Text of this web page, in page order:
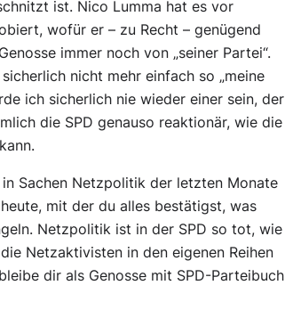
ist. Nico Lumma hat es vor
wofür er – zu Recht – genügend
immer noch von „seiner Partei“.
nicht mehr einfach so „meine
ich sicherlich nie wieder einer sein, der
die SPD genauso reaktionär, wie die
Sachen Netzpolitik der letzten Monate
mit der du alles bestätigst, was
Netzpolitik ist in der SPD so tot, wie
Netzaktivisten in den eigenen Reihen
dir als Genosse mit SPD-Parteibuch